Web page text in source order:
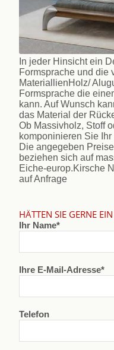
In jeder Hinsicht ein
Formsprache und die
MateriallienHolz/
Formsprache die
kann. Auf Wunsch
das Material der
Ob Massivholz, Stoff
komponinieren Sie Ihr
Die angegeben
beziehen sich auf
Eiche-europ.Kirsche
auf Anfrage
HÄTTEN SIE GERNE
Ihr Name*
Ihre E-Mail-Adresse*
Telefon